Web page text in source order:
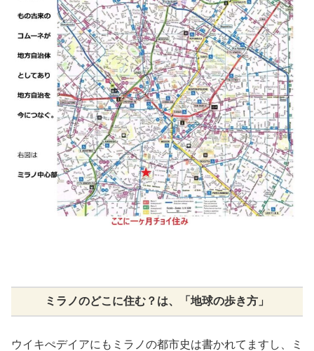
ミラノのどこに住む？は、「地球の歩き方」
ウイキぺデイアにもミラノの都市史は書かれてますし、ミ